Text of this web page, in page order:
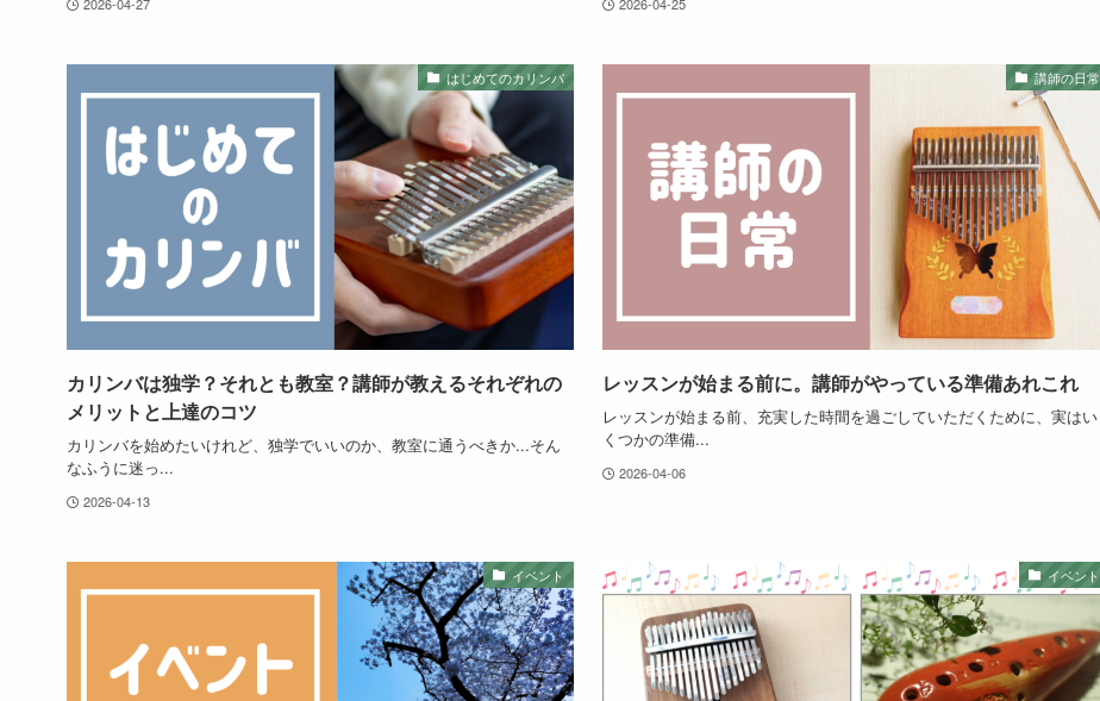
はじめてのカリンバ
カリンバは独学？それとも教室？講師が教えるそれぞれの
メリットと上達のコツ
カリンバを始めたいけれど、独学でいいのか、教室に通うべきか...そん
なふうに迷っ...
2026-04-13
講師の日常
レッスンが始まる前に。講師がやっている準備あれこれ
レッスンが始まる前、充実した時間を過ごしていただくために、実はい
くつかの準備...
2026-04-06
イベント イベント